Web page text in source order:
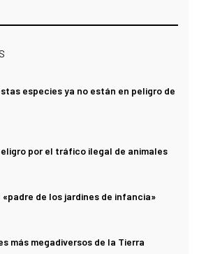
especies ya no están en peligro de
por el tráfico ilegal de animales
de los jardines de infancia»
más megadiversos de la Tierra